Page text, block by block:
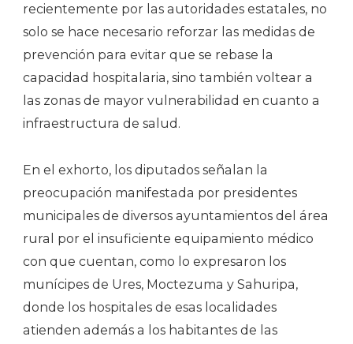
recientemente por las autoridades estatales, no
solo se hace necesario reforzar las medidas de
prevención para evitar que se rebase la
capacidad hospitalaria, sino también voltear a
las zonas de mayor vulnerabilidad en cuanto a
infraestructura de salud.
En el exhorto, los diputados señalan la
preocupación manifestada por presidentes
municipales de diversos ayuntamientos del área
rural por el insuficiente equipamiento médico
con que cuentan, como lo expresaron los
munícipes de Ures, Moctezuma y Sahuripa,
donde los hospitales de esas localidades
atienden además a los habitantes de las